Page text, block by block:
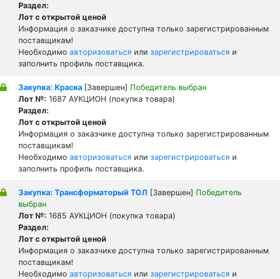
Раздел:
Лот с открытой ценой
Информация о заказчике доступна только зарегистрированным
поставщикам!
Необходимо авторизоваться или зарегистрироваться и
заполнить профиль поставщика.
Закупка: Краска [Завершен] Победитель выбран
Лот №: 1687 АУКЦИОН (покупка товара)
Раздел:
Лот с открытой ценой
Информация о заказчике доступна только зарегистрированным
поставщикам!
Необходимо авторизоваться или зарегистрироваться и
заполнить профиль поставщика.
Закупка: Трансформаторый ТОЛ [Завершен] Победитель
выбран
Лот №: 1685 АУКЦИОН (покупка товара)
Раздел:
Лот с открытой ценой
Информация о заказчике доступна только зарегистрированным
поставщикам!
Необходимо авторизоваться или зарегистрироваться и